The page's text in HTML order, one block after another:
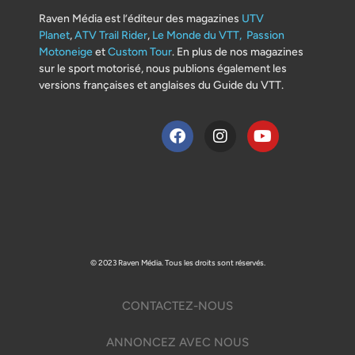
Raven Média est l’éditeur des magazines UTV
Planet,ATV Trail Rider, Le Monde du VTT, Passion
MotoneigeetCustom Tour. En plus de nos magazines
sur le sport motorisé, nous publions également les
versions françaises et anglaises du Guide du VTT.
© 2023 Raven Média. Tous les droits sont réservés.
CONTACTEZ-NOUS
ANNONCEZ AVEC NOUS